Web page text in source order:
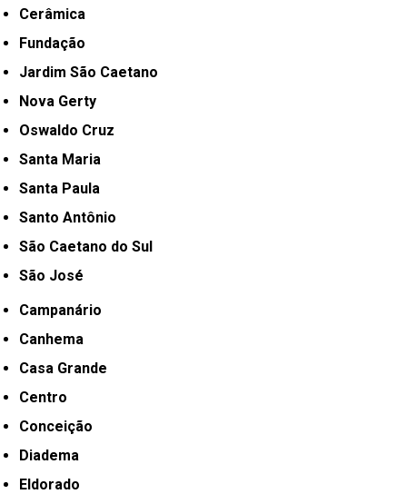
Cerâmica
Fundação
Jardim São Caetano
Nova Gerty
Oswaldo Cruz
Santa Maria
Santa Paula
Santo Antônio
São Caetano do Sul
São José
Campanário
Canhema
Casa Grande
Centro
Conceição
Diadema
Eldorado